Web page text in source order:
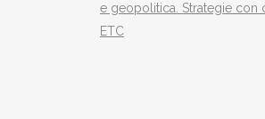
e geopolitica. Strategie con
ETC